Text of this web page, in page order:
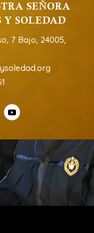
SEÑORA
Y SOLEDAD
7 Bajo, 24005,